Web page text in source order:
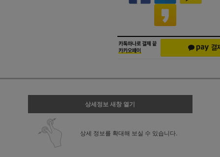
상세정보 새창 열기
상세 정보를 확대해 보실 수 있습니다.